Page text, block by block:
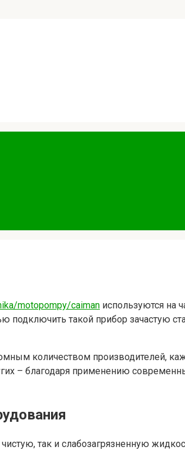
motopompy/caiman используются на
подключить такой прибор зачастую
количеством производителей,
– благодаря применению
так и слабозагрязненную